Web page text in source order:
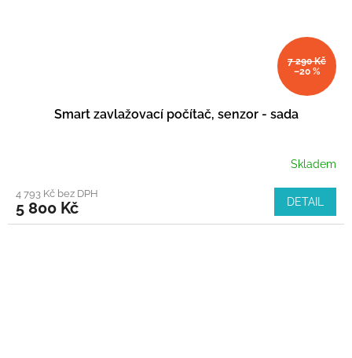
7 290 Kč
–20 %
Smart zavlažovací počítač, senzor - sada
Skladem
4 793 Kč bez DPH
5 800 Kč DETAIL